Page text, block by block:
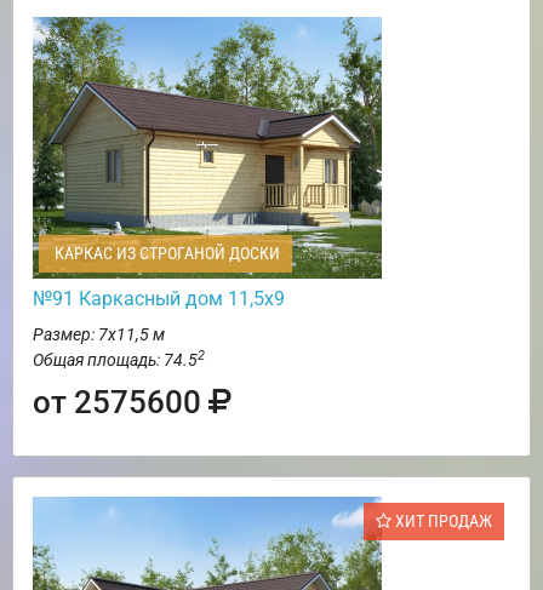
КАРКАС ИЗ СТРОГАНОЙ ДОСКИ
№91 Каркасный дом 11,5х9
Размер: 7х11,5 м
Общая площадь: 74.52
от 2575600
ХИТ ПРОДАЖ